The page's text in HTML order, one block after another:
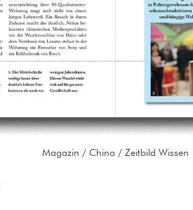
Magazin / China / Zeitbild Wissen